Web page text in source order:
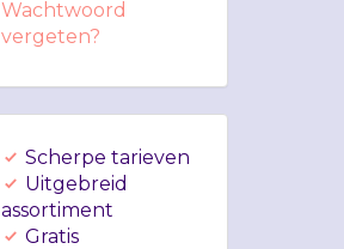
Wachtwoord
vergeten?
Scherpe tarieven
Uitgebreid
assortiment
Gratis